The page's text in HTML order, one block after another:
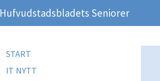
Hufvudstadsbladets Seniorer
START
IT NYTT